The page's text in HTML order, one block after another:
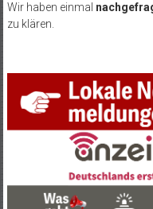
Wir haben einmal
zu klären.